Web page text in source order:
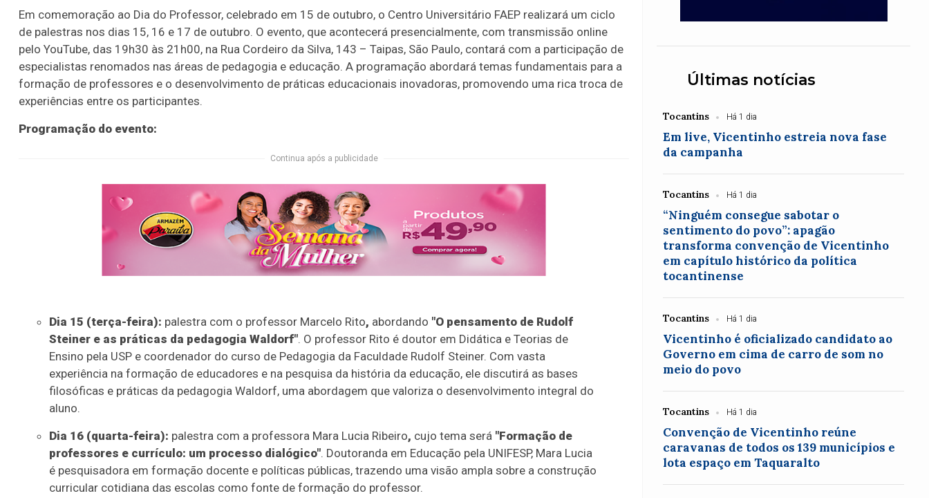
Em comemoração ao Dia do Professor, celebrado em 15 de outubro, o Centro Universitário FAEP realizará um ciclo
de palestras nos dias 15, 16 e 17 de outubro. O evento, que acontecerá presencialmente, com transmissão online
pelo YouTube, das 19h30 às 21h00, na Rua Cordeiro da Silva, 143 – Taipas, São Paulo, contará com a participação de
especialistas renomados nas áreas de pedagogia e educação. A programação abordará temas fundamentais para a
formação de professores e o desenvolvimento de práticas educacionais inovadoras, promovendo uma rica troca de
experiências entre os participantes.
Programação do evento:
Continua após a publicidade
Dia 15 (terça-feira): palestra com o professor Marcelo Rito, abordando "O pensamento de Rudolf
Steiner e as práticas da pedagogia Waldorf". O professor Rito é doutor em Didática e Teorias de
Ensino pela USP e coordenador do curso de Pedagogia da Faculdade Rudolf Steiner. Com vasta
experiência na formação de educadores e na pesquisa da história da educação, ele discutirá as bases
filosóficas e práticas da pedagogia Waldorf, uma abordagem que valoriza o desenvolvimento integral do
aluno.
Dia 16 (quarta-feira): palestra com a professora Mara Lucia Ribeiro, cujo tema será "Formação de
professores e currículo: um processo dialógico". Doutoranda em Educação pela UNIFESP, Mara Lucia
é pesquisadora em formação docente e políticas públicas, trazendo uma visão ampla sobre a construção
curricular cotidiana das escolas como fonte de formação do professor.
Últimas notícias
Tocantins Há 1 dia
Em live, Vicentinho estreia nova fase
da campanha
Tocantins Há 1 dia
“Ninguém consegue sabotar o
sentimento do povo”: apagão
transforma convenção de Vicentinho
em capítulo histórico da política
tocantinense
Tocantins Há 1 dia
Vicentinho é oficializado candidato ao
Governo em cima de carro de som no
meio do povo
Tocantins Há 1 dia
Convenção de Vicentinho reúne
caravanas de todos os 139 municípios e
lota espaço em Taquaralto